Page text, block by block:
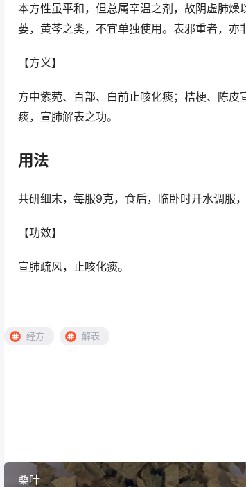
本方性虽平和，但总属辛温之剂，故阴虚肺
蒌，黄芩之类，不宜单独使用。表邪重者，亦
【方义】
方中紫菀、百部、白前止咳化痰；桔梗、陈
痰，宣肺解表之功。
用法
共研细末，每服9克，食后，临卧时开水调
【功效】
宣肺疏风，止咳化痰。
经方 解表
桑叶